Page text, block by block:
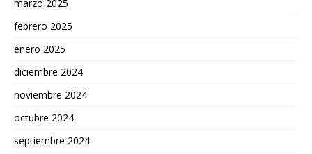
marzo 2025
febrero 2025
enero 2025
diciembre 2024
noviembre 2024
octubre 2024
septiembre 2024